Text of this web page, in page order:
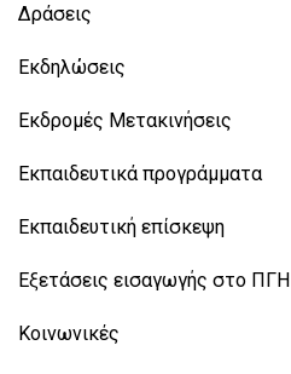
Δράσεις
Εκδηλώσεις
Εκδρομές Μετακινήσεις
Εκπαιδευτικά προγράμματα
Εκπαιδευτική επίσκεψη
Εξετάσεις εισαγωγής στο ΠΓΗ
Κοινωνικές